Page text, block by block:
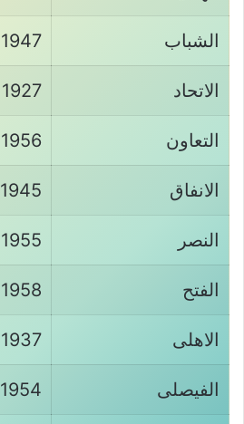
الشباب 1947
الاتحاد 1927
التعاون 1956
الانفاق 1945
النصر 1955
الفتح 1958
الاهلى 1937
الفيصلى 1954